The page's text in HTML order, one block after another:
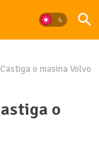
o masina Volvo
o